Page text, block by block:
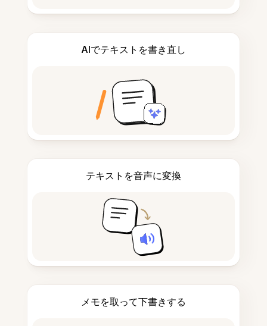
AIでテキストを書き直し
テキストを音声に変換
メモを取って下書きする